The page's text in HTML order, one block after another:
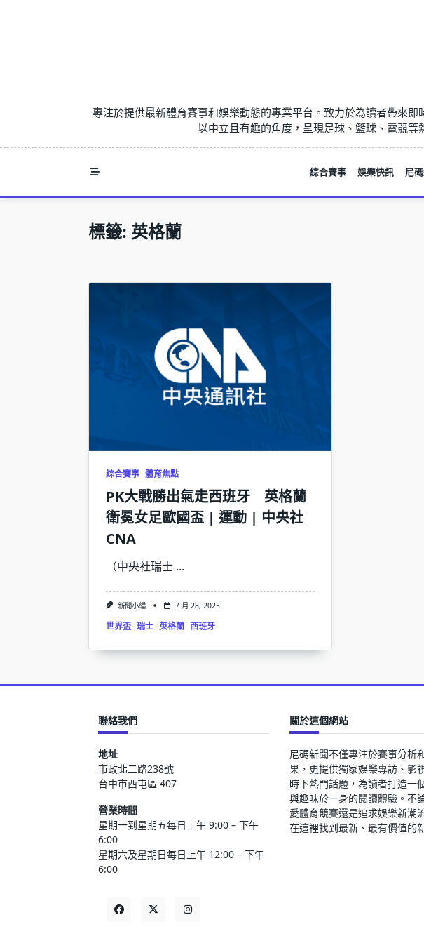
專注於提供最新體育賽事和娛樂動態的專業平台。致力於為讀者帶來
以中立且有趣的角度，呈現足球、籃球、電競
綜合賽事 娛樂快訊 尼
標籤: 英格蘭
綜合賽事 體育焦點
PK大戰勝出氣走西班牙 英格蘭
衛冕女足歐國盃 | 運動 | 中央社
CNA
（中央社瑞士 ...
新聞小編 7 月 28, 2025
世界盃 瑞士 英格蘭 西班牙
聯絡我們
地址
市政北二路238號
台中市西屯區 407
營業時間
星期一到星期五每日上午 9:00 – 下午
6:00
星期六及星期日每日上午 12:00 – 下午
6:00
關於這個網站
尼碼新聞不僅專注於賽事分析
果，更提供獨家娛樂專訪、影
時下熱門話題，為讀者打造一
與趣味於一身的閱讀體驗。不
愛體育競賽還是追求娛樂新潮
在這裡找到最新、最有價值的